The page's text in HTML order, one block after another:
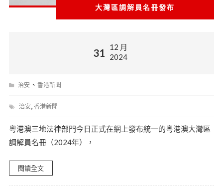
大灣區調解員名冊發布
31
12 月
2024
治安 、 香港新聞
治安, 香港新聞
粵港澳三地法律部門今日正式在網上發布統一的粵港澳大灣區
調解員名冊（2024年），
閱讀全文